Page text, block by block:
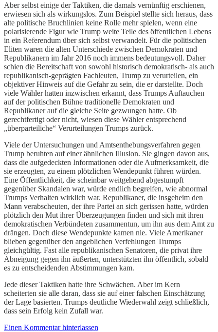
Aber selbst einige der Taktiken, die damals vernünftig erschienen,
erwiesen sich als wirkungslos. Zum Beispiel stellte sich heraus, dass
alte politische Bruchlinien keine Rolle mehr spielen, wenn eine
polarisierende Figur wie Trump weite Teile des öffentlichen Lebens
in ein Referendum über sich selbst verwandelt. Für die politischen
Eliten waren die alten Unterschiede zwischen Demokraten und
Republikanern im Jahr 2016 noch immens bedeutungsvoll. Daher
schien die Bereitschaft von sowohl historisch demokratisch- als auch
republikanisch-geprägten Fachleuten, Trump zu verurteilen, ein
objektiver Hinweis auf die Gefahr zu sein, die er darstellte. Doch
viele Wähler hatten inzwischen erkannt, dass Trumps Auftauchen
auf der politischen Bühne traditionelle Demokraten und
Republikaner auf die gleiche Seite gezwungen hatte. Ob
gerechtfertigt oder nicht, wiesen diese Wähler entsprechend
„überparteiliche“ Verurteilungen Trumps zurück.
Viele der Untersuchungen und Amtsenthebungsverfahren gegen
Trump beruhten auf einer ähnlichen Illusion. Sie gingen davon aus,
dass die aufgedeckten Informationen oder die Aufmerksamkeit, die
sie erzeugten, zu einem plötzlichen Wendepunkt führen würden.
Eine Öffentlichkeit, die scheinbar weitgehend abgestumpft
gegenüber Skandalen war, würde endlich begreifen, wie abnormal
Trumps Verhalten wirklich war. Republikaner, die insgeheim den
Mann verabscheuten, der ihre Partei an sich gerissen hatte, würden
plötzlich den Mut ihrer Überzeugungen finden und sich mit ihren
demokratischen Verbündeten zusammentun, um ihn aus dem Amt zu
drängen. Doch diese Wendepunkte kamen nie. Viele Amerikaner
blieben gegenüber den angeblichen Verfehlungen Trumps
gleichgültig. Fast alle republikanischen Senatoren, die privat ihre
Abneigung gegen ihn äußerten, unterstützten ihn öffentlich, sobald
es zu entscheidenden Abstimmungen kam.
Jede dieser Taktiken hatte ihre Schwächen. Aber im Kern
scheiterten sie alle daran, dass sie auf einer falschen Einschätzung
der Lage basierten. Trumps deutliche Wiederwahl zeigt schließlich,
dass sein Erfolg kein Zufall war.
Einen Kommentar hinterlassen